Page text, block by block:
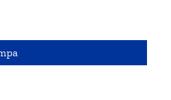
– Crocevia 07 Agosto 2020